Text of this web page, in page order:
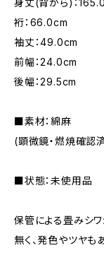
裄：66.0cm
袖丈：49.0cm
前幅：24.0cm
後幅：29.5cm
■素材：綿麻
(顕微鏡・燃焼確認
■状態：未使用品
保管による畳みシ
無く、発色やツヤも